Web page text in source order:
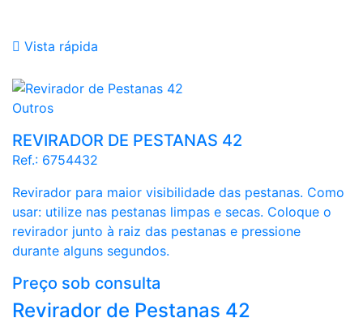
 Vista rápida
Outros
REVIRADOR DE PESTANAS 42
Ref.: 6754432
Revirador para maior visibilidade das pestanas. Como
usar: utilize nas pestanas limpas e secas. Coloque o
revirador junto à raiz das pestanas e pressione
durante alguns segundos.
Preço sob consulta
Revirador de Pestanas 42